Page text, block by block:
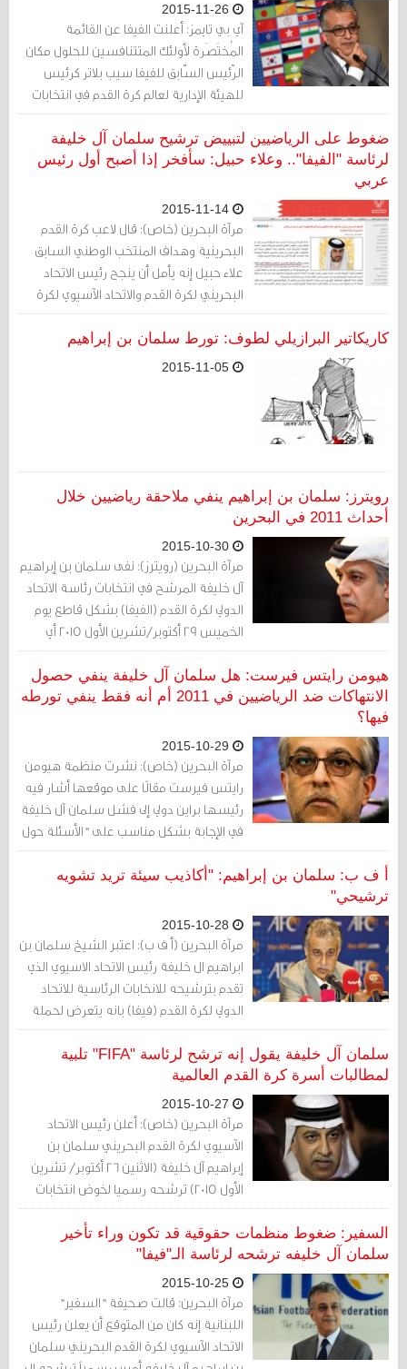
آي بي تايمز: أعلنت الفيفا عن القائمة
المُختَصَرة لأولئك المتتنافسين للحلول مكان
الرّئيس السّابق للفيفا سيب بلاتر كرئيس
للهيئة الإدارية لعالم كرة القدم في انتخابات
فبراير/شباط 2016. ولكي يكون مؤهلًا، على
كل مُرَشح الخضوع لاختبارات اللّجنة الأخلاقية
في الفيفا، والتي تتضمن إعادة النّظر في
ابراهيم آل خليفة اختبارات هذه اللّجنة.
ضغوط على الرياضيين لتبييض ترشيح سلمان آل خليفة
لرئاسة "الفيفا".. وعلاء حبيل: سأفخر إذا أصبح أول رئيس
عربي
مرآة البحرين (خاص): قال لاعب كرة القدم
البحرينية وهداف المنتخب الوطني السابق
علاء حبيل إنه يأمل أن ينجح رئيس الاتحاد
البحريني لكرة القدم والاتحاد الآسيوي لكرة
القدم سلمان بن إبراهيم آل خليفة في
الوصول إلى رئاسة الاتحاد الدولي لكرة القدم
"الفيفا".
كاريكاتير البرازيلي لطوف: تورط سلمان بن إبراهيم
رويترز: سلمان بن إبراهيم ينفي ملاحقة رياضيين خلال
أحداث 2011 في البحرين
مرآة البحرين (رويترز): نفى سلمان بن إبراهيم
آل خليفة المرشح في انتخابات رئاسة الاتحاد
الدولي لكرة القدم (الفيفا) بشكل قاطع يوم
الخميس 29 أكتوبر/تشرين الأول 2015 أي
علاقة له بملاحقات مزعومة لرياضيين أثناء
احتجاجات مطالبة باصلاحات سياسية
شهدتها البحرين في 2011.
هيومن رايتس فيرست: هل سلمان آل خليفة ينفي حصول
الانتهاكات ضد الرياضيين في 2011 أم أنه فقط ينفي تورطه
فيها؟
مرآة البحرين (خاص): نشرت منظمة هيومن
رايتس فيرست مقالًا على موقعها أشار فيه
رئيسها براين دولي إلى فشل سلمان آل خليفة
في الإجابة بشكل مناسب على "الأسئلة حول
دوره في حملة القمع العنيفة ضد الاحتجاجات
المطالبة بالدّيمقراطية في العام 2011".
أ ف ب: سلمان بن إبراهيم: "أكاذيب سيئة تريد تشويه
ترشيحي"
مرآة البحرين (أ ف ب): اعتبر الشيخ سلمان بن
ابراهيم ال خليفة رئيس الاتحاد الاسيوي الذي
تقدم بترشيحه للانخابات الرئاسية للاتحاد
الدولي لكرة القدم (فيفا) بانه يتعرض لحملة
مغرضة تهدف الى تشويه ترشيحه واصفا
اياها ب"الاكاذيب السيئة".
سلمان آل خليفة يقول إنه ترشح لرئاسة "FIFA" تلبية
لمطالبات أسرة كرة القدم العالمية
مرآة البحرين (خاص): أعلن رئيس الاتحاد
الآسيوي لكرة القدم البحريني سلمان بن
إبراهيم آل خليفة (الاثنين 26 أكتوبر/ تشرين
الأول 2015) ترشحه رسميا لخوض انتخابات
رئاسة الاتحاد الدولي لكرة القدم.
السفير: ضغوط منظمات حقوقية قد تكون وراء تأخير
سلمان آل خليفه ترشحه لرئاسة الـ"فيفا"
مرآة البحرين: قالت صحيفة "السفير"
اللبنانية إنه كان من المتوقع أن يعلن رئيس
الاتحاد الآسيوي لكرة القدم البحريني سلمان